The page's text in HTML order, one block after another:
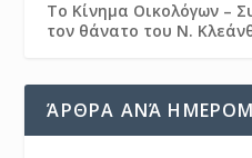
Το Κίνημα Οικολόγων –
τον θάνατο του Ν.
ΆΡΘΡΑ ΑΝΆ